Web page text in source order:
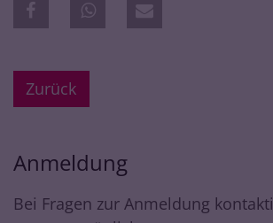
Zurück
Anmeldung
Bei Fragen zur Anmeldung